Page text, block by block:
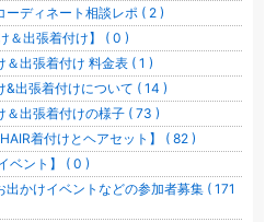
ーディネート相談レポ ( 2 )
＆出張着付け】 ( 0 )
＆出張着付け 料金表 ( 1 )
&出張着付けについて ( 14 )
＆出張着付けの様子 ( 73 )
HAIR着付けとヘアセット】 ( 82 )
ベント】 ( 0 )
出かけイベントなどの参加者募集 ( 171